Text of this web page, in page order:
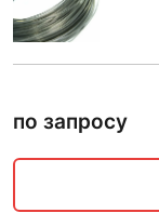
по запросу